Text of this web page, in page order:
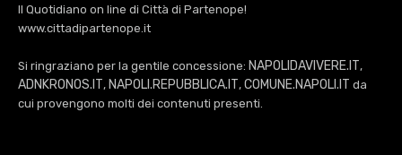
Il Quotidiano on line di Città di Partenope!
www.cittadipartenope.it
Si ringraziano per la gentile concessione: NAPOLIDAVIVERE.IT,
ADNKRONOS.IT, NAPOLI.REPUBBLICA.IT, COMUNE.NAPOLI.IT da
cui provengono molti dei contenuti presenti.